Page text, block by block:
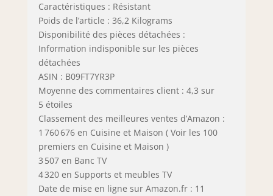
Caractéristiques : Résistant
Poids de l’article : 36,2 Kilograms
Disponibilité des pièces détachées :
Information indisponible sur les pièces
détachées
ASIN : B09FT7YR3P
Moyenne des commentaires client : 4,3 sur
5 étoiles
Classement des meilleures ventes d’Amazon :
1 760 676 en Cuisine et Maison ( Voir les 100
premiers en Cuisine et Maison )
3 507 en Banc TV
4 320 en Supports et meubles TV
Date de mise en ligne sur Amazon.fr : 11